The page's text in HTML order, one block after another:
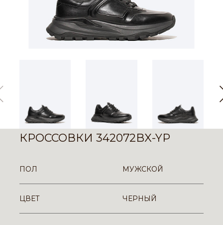
КРОССОВКИ 342072BX-YP
ПОЛ МУЖСКОЙ
ЦВЕТ ЧЕРНЫЙ